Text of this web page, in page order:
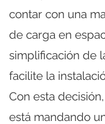
contar con una
de carga en
simplificación de
facilite la
Con esta
está mandando